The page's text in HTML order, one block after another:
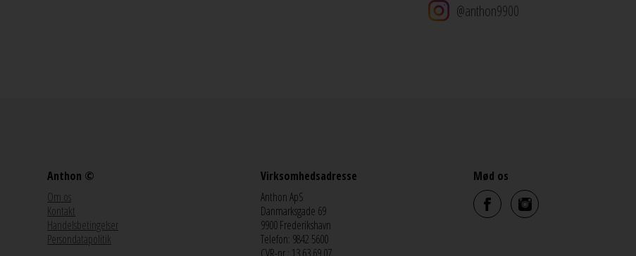
@anthon9900
Anthon ©
Om os
Kontakt
Handelsbetingelser
Persondatapolitik
Virksomhedsadresse
Anthon ApS
Danmarksgade 69
9900 Frederikshavn
Telefon: 9842 5600
Mød os